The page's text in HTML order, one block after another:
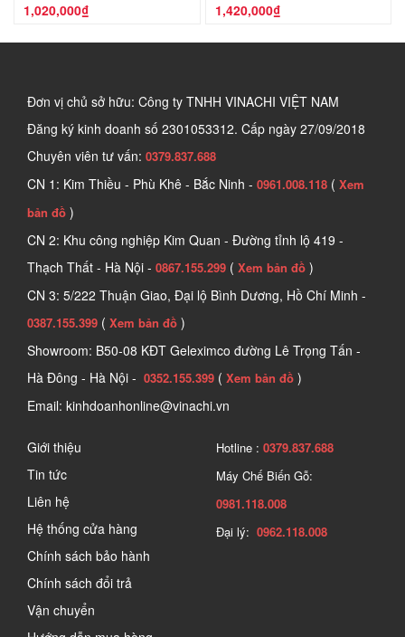
DURATOOL
1,020,000₫
1,420,000₫
Đơn vị chủ sở hữu: Công ty TNHH VINACHI VIỆT NAM
Đăng ký kinh doanh số 2301053312. Cấp ngày 27/09/2018
Chuyên viên tư vấn: 0379.837.688
CN 1: Kim Thiều - Phù Khê - Bắc Ninh - 0961.008.118 ( Xem
bản đồ )
CN 2: Khu công nghiệp Kim Quan - Đường tỉnh lộ 419 -
Thạch Thất - Hà Nội - 0867.155.299 ( Xem bản đồ )
CN 3: 5/222 Thuận Giao, Đại lộ Bình Dương, Hồ Chí Minh -
0387.155.399 ( Xem bản đồ )
Showroom: B50-08 KĐT Geleximco đường Lê Trọng Tấn -
Hà Đông - Hà Nội - 0352.155.399 ( Xem bản đồ )
Email: kinhdoanhonline@vinachi.vn
Giới thiệu
Tin tức
Liên hệ
Hệ thống cửa hàng
Chính sách bảo hành
Chính sách đổi trả
Vận chuyển
Hotline : 0379.837.688
Máy Chế Biến Gỗ:
0981.118.008
Đại lý: 0962.118.008